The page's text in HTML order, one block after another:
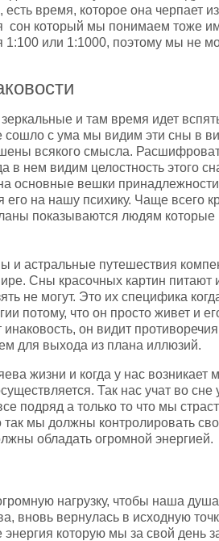
время, которое она черпает
который мы понимаем тоже
или 1:1000, поэтому мы не
и там время идет
сошло с ума мы видим эти сны в
всякого смысла.
в нем видим целостность этого
основные вешки
его на нашу психику. Чаще всего
показываются людям которые
и астральные путешествия
Сны красочных картин питают
не могут. Это их специфика
потому, что он просто живет и
он видит
для выхода из плана иллюзий.
жизни и когда у нас возникает
Так нас учат во сне
подряд а только то что мы
так мы должны контролировать
обладать огромной энергией.
нагрузку, чтобы наша
вновь вернулась в исходную
энергия которую мы за свой день